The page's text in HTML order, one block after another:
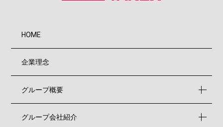
HOME
企業理念
グループ概要
グループ会社紹介